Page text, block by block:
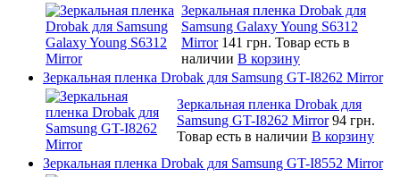
Зеркальная пленка Drobak для
Samsung Galaxy Young S6312
Mirror 141 грн. Товар есть в
наличии В корзину
Зеркальная пленка Drobak для Samsung GT-I8262 Mirror
Зеркальная пленка Drobak для
Samsung GT-I8262 Mirror 94 грн.
Товар есть в наличии В корзину
Зеркальная пленка Drobak для Samsung GT-I8552 Mirror